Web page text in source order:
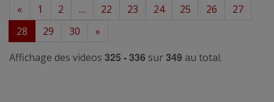
« 1 2 … 22 23 24 25 26
27
28
29 30
»
Affichage des videos 325 - 336 sur349 au total.